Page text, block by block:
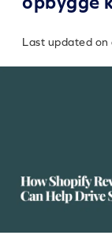
Last updated